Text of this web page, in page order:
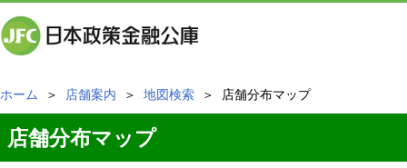
ホーム ＞ 店舗案内 ＞ 地図検索 ＞ 店舗分布マップ
店舗分布マップ